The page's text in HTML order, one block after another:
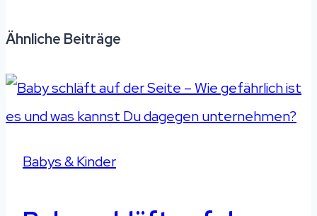
Ähnliche Beiträge
Babys & Kinder